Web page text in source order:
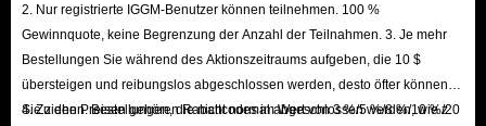
2. Nur registrierte IGGM-Benutzer können teilnehmen. 100 %
Gewinnquote, keine Begrenzung der Anzahl der Teilnahmen. 3. Je mehr
Bestellungen Sie während des Aktionszeitraums aufgeben, die 10 $
übersteigen und reibungslos abgeschlossen werden, desto öfter können
Sie ziehen. Bestellungen, die nicht normal abgeschlossen werden, wie z.
4. Zu den Preisen gehören Rabattcodes im Wert von 3 %/5 %/8 %/10 %/20